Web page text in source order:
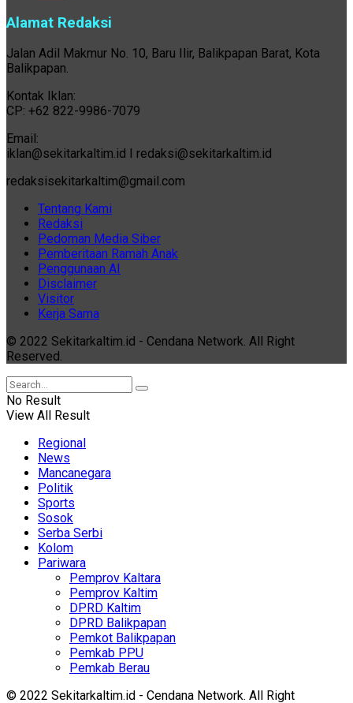
Alamat Redaksi
Jalan Adil Makmur No. 10, Baru Ilir, Balikpapan Barat, Kota
Balikpapan.
Kontak Iklan:
CP: +62 822-9986-7079
Email:
iklan@sekitarkaltim.id I redaksi@sekitarkaltim.id
redaksisekitarkaltim@gmail.com
Tentang Kami
Redaksi
Pedoman Media Siber
Pemberitaan Ramah Anak
Penggunaan AI
Disclaimer
Visitor
Kerja Sama
© 2022 Sekitarkaltim.id - Cendana Network. All Right
Reserved.
No Result
View All Result
Regional
News
Mancanegara
Politik
Sports
Sosok
Serba Serbi
Kolom
Pariwara
Pemprov Kaltara
Pemprov Kaltim
DPRD Kaltim
DPRD Balikpapan
Pemkot Balikpapan
Pemkab PPU
Pemkab Berau
© 2022 Sekitarkaltim.id - Cendana Network. All Right